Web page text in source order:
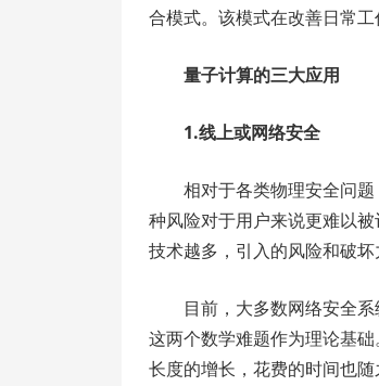
合模式。该模式在改善日常
量子计算的三大应用
1.线上或网络安全
相对于各类物理安全问
种风险对于用户来说更难以
技术越多，引入的风险和破坏
目前，大多数网络安全
这两个数学难题作为理论基
长度的增长，花费的时间也